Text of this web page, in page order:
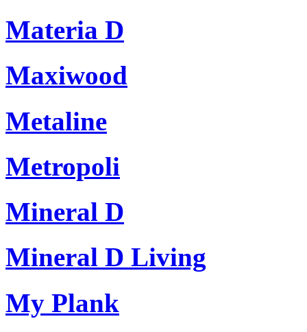
Materia D
Maxiwood
Metaline
Metropoli
Mineral D
Mineral D Living
My Plank